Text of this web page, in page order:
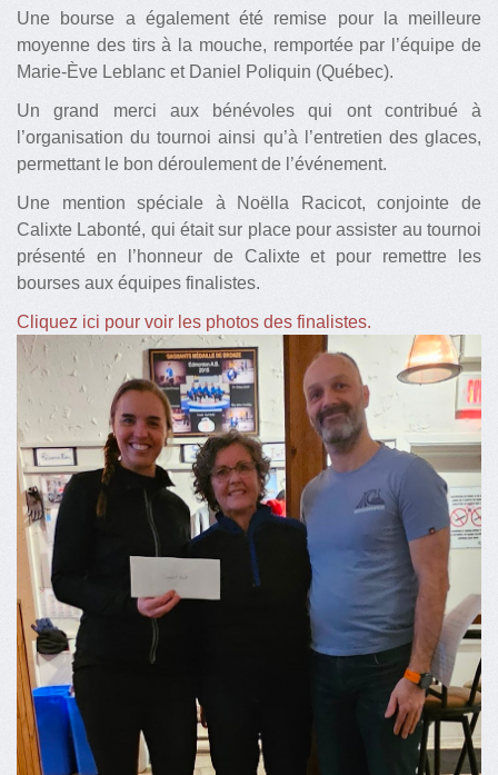
Une bourse a également été remise pour la meilleure
moyenne des tirs à la mouche, remportée par l’équipe de
Marie-Ève Leblanc et Daniel Poliquin (Québec).
Un grand merci aux bénévoles qui ont contribué à
l’organisation du tournoi ainsi qu’à l’entretien des glaces,
permettant le bon déroulement de l’événement.
Une mention spéciale à Noëlla Racicot, conjointe de
Calixte Labonté, qui était sur place pour assister au tournoi
présenté en l’honneur de Calixte et pour remettre les
bourses aux équipes finalistes.
Cliquez ici pour voir les photos des finalistes.